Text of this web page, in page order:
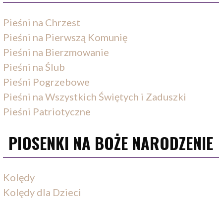
Pieśni na Chrzest
Pieśni na Pierwszą Komunię
Pieśni na Bierzmowanie
Pieśni na Ślub
Pieśni Pogrzebowe
Pieśni na Wszystkich Świętych i Zaduszki
Pieśni Patriotyczne
PIOSENKI NA BOŻE NARODZENIE
Kolędy
Kolędy dla Dzieci